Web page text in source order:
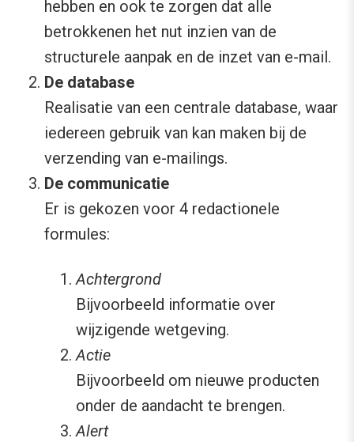
hebben en ook te zorgen dat alle
betrokkenen het nut inzien van de
structurele aanpak en de inzet van e-mail.
De database
Realisatie van een centrale database, waar
iedereen gebruik van kan maken bij de
verzending van e-mailings.
De communicatie
Er is gekozen voor 4 redactionele
formules:
Achtergrond
Bijvoorbeeld informatie over
wijzigende wetgeving.
Actie
Bijvoorbeeld om nieuwe producten
onder de aandacht te brengen.
Alert